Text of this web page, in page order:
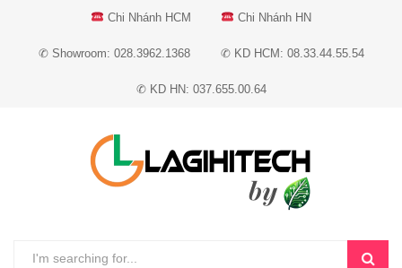
Chi Nhánh HCM Chi Nhánh HN
✆ Showroom: 028.3962.1368 ✆ KD HCM: 08.33.44.55.54
✆ KD HN: 037.655.00.64